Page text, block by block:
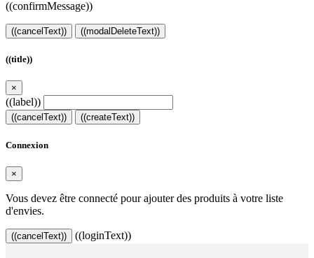
((confirmMessage))
((cancelText)) ((modalDeleteText))
((title))
×
((label))
((cancelText)) ((createText))
Connexion
×
Vous devez être connecté pour ajouter des produits à votre liste
d'envies.
((cancelText)) ((loginText))